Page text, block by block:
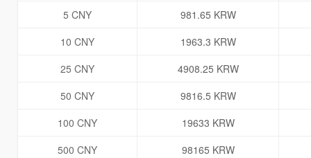
5 CNY
981.65 KRW
10 CNY
1963.3 KRW
25 CNY
4908.25 KRW
50 CNY
9816.5 KRW
100 CNY
19633 KRW
500 CNY
98165 KRW